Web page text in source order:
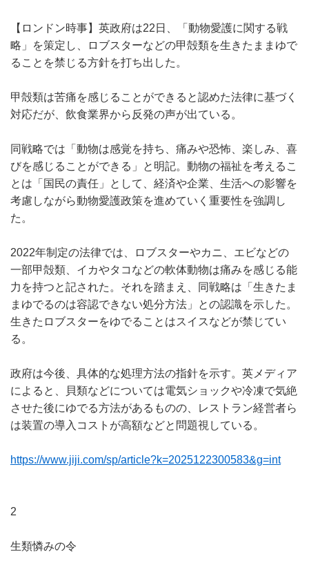
【ロンドン時事】英政府は22日、「動物愛護に関する戦
略」を策定し、ロブスターなどの甲殻類を生きたままゆで
ることを禁じる方針を打ち出した。
甲殻類は苦痛を感じることができると認めた法律に基づく
対応だが、飲食業界から反発の声が出ている。
同戦略では「動物は感覚を持ち、痛みや恐怖、楽しみ、喜
びを感じることができる」と明記。動物の福祉を考えるこ
とは「国民の責任」として、経済や企業、生活への影響を
考慮しながら動物愛護政策を進めていく重要性を強調し
た。
2022年制定の法律では、ロブスターやカニ、エビなどの
一部甲殻類、イカやタコなどの軟体動物は痛みを感じる能
力を持つと記された。それを踏まえ、同戦略は「生きたま
まゆでるのは容認できない処分方法」との認識を示した。
生きたロブスターをゆでることはスイスなどが禁じてい
る。
政府は今後、具体的な処理方法の指針を示す。英メディア
によると、貝類などについては電気ショックや冷凍で気絶
させた後にゆでる方法があるものの、レストラン経営者ら
は装置の導入コストが高額などと問題視している。
https://www.jiji.com/sp/article?k=2025122300583&g=int
2
生類憐みの令